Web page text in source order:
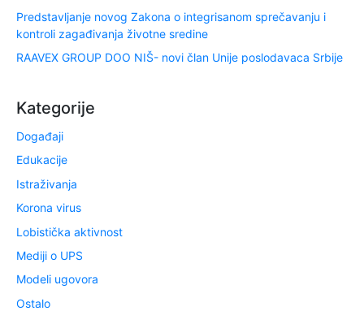
Predstavljanje novog Zakona o integrisanom sprečavanju i
kontroli zagađivanja životne sredine
RAAVEX GROUP DOO NIŠ- novi član Unije poslodavaca Srbije
Kategorije
Događaji
Edukacije
Istraživanja
Korona virus
Lobistička aktivnost
Mediji o UPS
Modeli ugovora
Ostalo